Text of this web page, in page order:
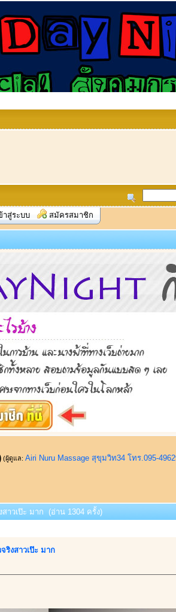
าสู่ระบบ สมัครสมาชิก
(ผู้ดูแล: Airi Nuru Massage สุขุมวิท34 โทร.095-
าวเป๊ะ มาก (อ่าน 1304 ครั้ง)
งสาวเป๊ะ มาก